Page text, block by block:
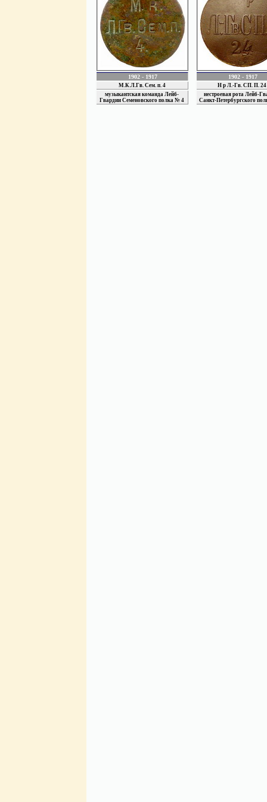
1902 - 1917
М.К.Л.Гв. Сем. п. 4
музыкантская команда Лейб-
Гвардии Семеновского полка № 4
1902 - 1917
Н р Л.-Гв. СП. П. 24
нестроевая рота Лейб-
Санкт-Петербургского